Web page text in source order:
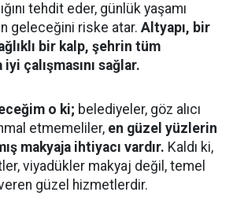
tehdit eder, günlük yaşamı
geleceğini riske atar. Altyapı, bir
bir kalp, şehrin tüm
çalışmasını sağlar.
o ki; belediyeler, göz alıcı
etmemeliler, en güzel yüzlerin
makyaja ihtiyacı vardır. Kaldı ki,
viyadükler makyaj değil, temel
güzel hizmetlerdir.